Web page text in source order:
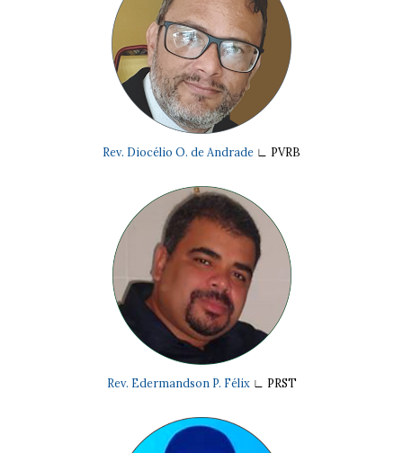
Rev. Diocélio O. de Andrade ∟ PVRB
Rev. Edermandson P. Félix ∟ PRST